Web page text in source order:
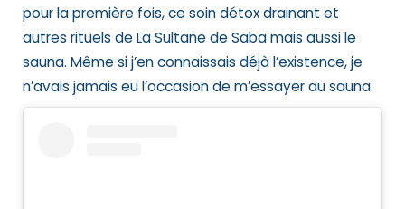
pour la première fois, ce soin détox drainant et
autres rituels de La Sultane de Saba mais aussi le
sauna. Même si j’en connaissais déjà l’existence, je
n’avais jamais eu l’occasion de m’essayer au sauna.